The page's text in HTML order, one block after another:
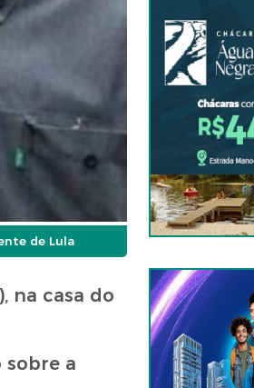
de Lula
na casa do
sobre a